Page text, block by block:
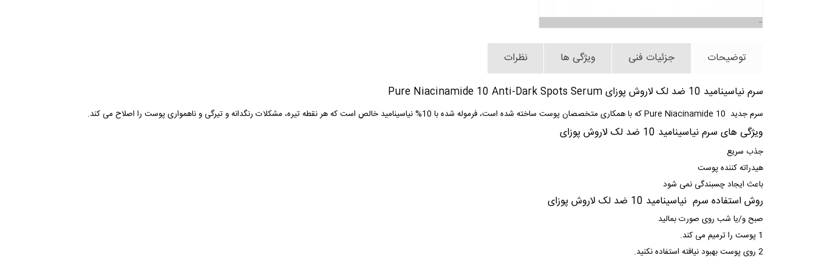
توضیحات جزئیات فنی ویژگی ها نظرات
سرم نیاسینامید 10 ضد لک لاروش پوزای Pure Niacinamide 10 Anti-Dark Spots Serum
سرم جدید Pure Niacinamide 10 که با همکاری متخصصان پوست ساخته شده است، فرموله شده با 10% نیاسینامید خالص است که هر نقطه تیره، مشکلات رنگدانه و تیرگی و ناهمواری پوست را اصلاح می کند.
ویژگی های سرم نیاسینامید 10 ضد لک لاروش پوزای
جذب سریع
هیدراته کننده پوست
باعث ایجاد چسبندگی نمی شود
روش استفاده سرم نیاسینامید 10 ضد لک لاروش پوزای
صبح و/یا شب روی صورت بمالید
1 پوست را ترمیم می کند.
2 روی پوست بهبود نیافته استفاده نکنید.